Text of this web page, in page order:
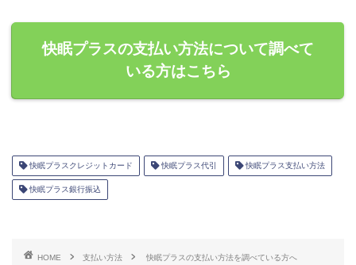
快眠プラスの支払い方法について調べて
いる方はこちら
快眠プラスクレジットカード 快眠プラス代引 快眠プラス支払い方法
快眠プラス銀行振込
HOME 支払い方法 快眠プラスの支払い方法を調べている方へ